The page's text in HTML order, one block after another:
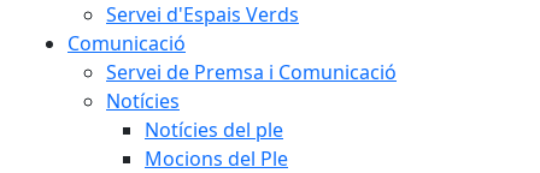
Servei d'Espais Verds
Comunicació
Servei de Premsa i Comunicació
Notícies
Notícies del ple
Mocions del Ple